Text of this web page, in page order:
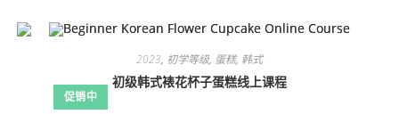
促销中
2023, 初学等级, 蛋糕, 韩式
初级韩式裱花杯子蛋糕线上课程